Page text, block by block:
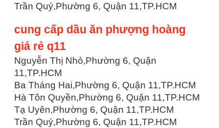
Trần Quý,Phường 6, Quận 11,TP.HCM
cung cấp dầu ăn phượng hoàng
giá rẻ q11
Nguyễn Thị Nhỏ,Phường 6, Quận
11,TP.HCM
Ba Tháng Hai,Phường 6, Quận 11,TP.HCM
Hà Tôn Quyền,Phường 6, Quận 11,TP.HCM
Tạ Uyên,Phường 6, Quận 11,TP.HCM
Trần Quý,Phường 6, Quận 11,TP.HCM